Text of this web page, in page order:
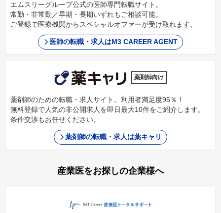
エムスリーグループ公式の医師専門転職サイト。
常勤・非常勤／早期・長期いずれもご相談可能。
ご登録で医療機関からスペシャルオファーが受け取れます。
医師の転職・求人はM3 CAREER AGENT
薬剤師向け
薬剤師のための転職・求人サイト。利用者満足度95％！
無料登録で人気の非公開求人を即日最大10件をご紹介します。
条件交渉もお任せください。
薬剤師の転職・求人は薬キャリ
産業医をお探しの企業様へ